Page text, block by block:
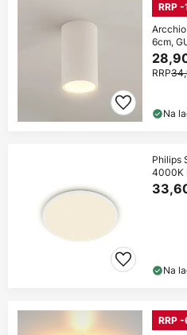
RRP -
6cm,
RRP
Na
Philips
4000K
Na
RRP -